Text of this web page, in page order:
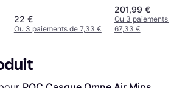
22 €
Ou 3 paiements de 7,33 €
201,99 €
Ou 3 paiements
67,33 €